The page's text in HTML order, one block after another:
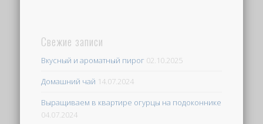
Свежие записи
Вкусный и ароматный пирог 02.10.2025
Домашний чай 14.07.2024
Выращиваем в квартире огурцы на подоконнике
04.07.2024